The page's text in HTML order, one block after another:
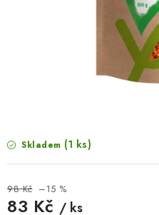
Podmínky ochrany osobních údajů
Skladem (1 ks)
98 Kč –15 %
83 Kč / ks